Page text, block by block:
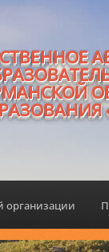
организации